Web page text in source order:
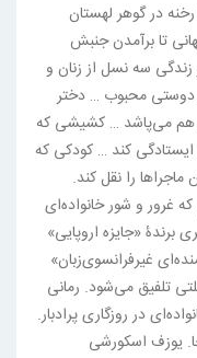
در گوهر لهستان
تا برآمدن جنبش
زندگی سه نسل از زنان و
دوستی محبوب … دختر
هم می‌پاشد … کشیشی که
ایستادگی کند … کودکی که
را نقل کند.
غرور و شور خانواده‌ای
«جایزه اروپایی»
غیرفرانسوی‌زبان»
تلفیق می‌شود. رمانی
در روزگاری پرادبار.
یوزف اسکورشی